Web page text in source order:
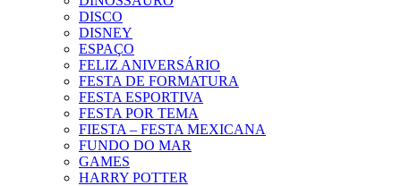
DISCO
DISNEY
ESPAÇO
FELIZ ANIVERSÁRIO
FESTA DE FORMATURA
FESTA ESPORTIVA
FESTA POR TEMA
FIESTA – FESTA MEXICANA
FUNDO DO MAR
GAMES
HARRY POTTER